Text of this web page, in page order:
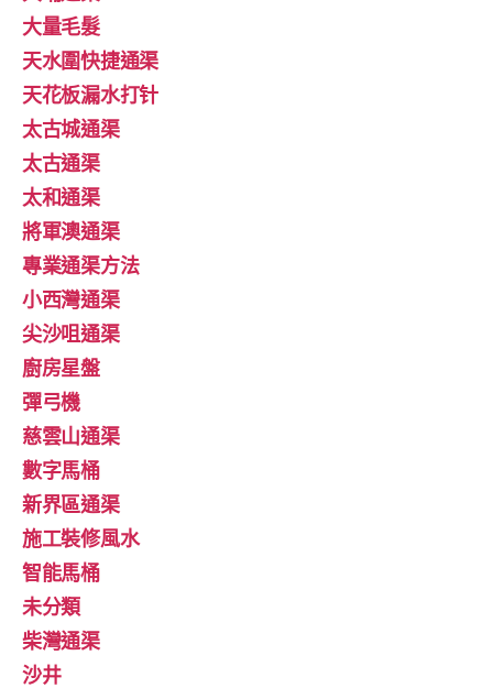
大量毛髮
天水圍快捷通渠
天花板漏水打针
太古城通渠
太古通渠
太和通渠
將軍澳通渠
專業通渠方法
小西灣通渠
尖沙咀通渠
廚房星盤
彈弓機
慈雲山通渠
數字馬桶
新界區通渠
施工裝修風水
智能馬桶
未分類
柴灣通渠
沙井